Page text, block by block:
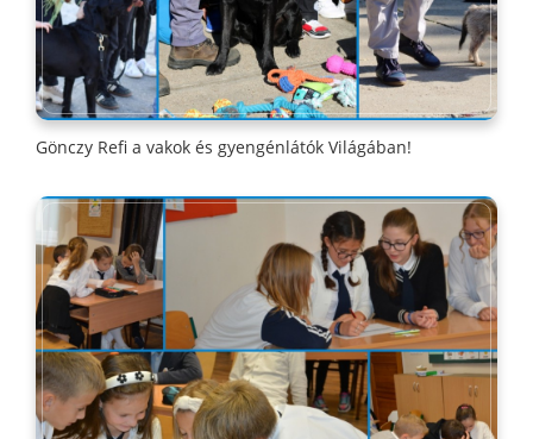
Gönczy Refi a vakok és gyengénlátók Világában!